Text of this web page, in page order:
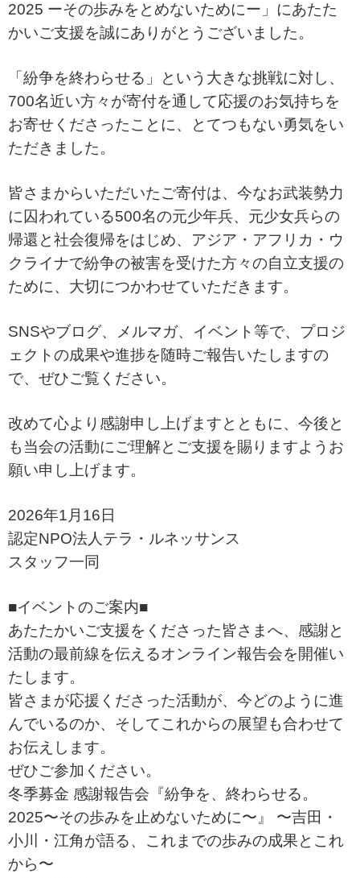
2025 ーその歩みをとめないためにー」にあたた
かいご支援を誠にありがとうございました。
「紛争を終わらせる」という大きな挑戦に対し、
700名近い方々が寄付を通して応援のお気持ちを
お寄せくださったことに、とてつもない勇気をい
ただきました。
皆さまからいただいたご寄付は、今なお武装勢力
に囚われている500名の元少年兵、元少女兵らの
帰還と社会復帰をはじめ、アジア・アフリカ・ウ
クライナで紛争の被害を受けた方々の自立支援の
ために、大切につかわせていただきます。
SNSやブログ、メルマガ、イベント等で、プロジ
ェクトの成果や進捗を随時ご報告いたしますの
で、ぜひご覧ください。
改めて心より感謝申し上げますとともに、今後と
も当会の活動にご理解とご支援を賜りますようお
願い申し上げます。
2026年1月16日
認定NPO法人テラ・ルネッサンス
スタッフ一同
■イベントのご案内■
あたたかいご支援をくださった皆さまへ、感謝と
活動の最前線を伝えるオンライン報告会を開催い
たします。
皆さまが応援くださった活動が、今どのように進
んでいるのか、そしてこれからの展望も合わせて
お伝えします。
ぜひご参加ください。
冬季募金 感謝報告会『紛争を、終わらせる。
2025〜その歩みを止めないために〜』 〜吉田・
小川・江角が語る、これまでの歩みの成果とこれ
から〜